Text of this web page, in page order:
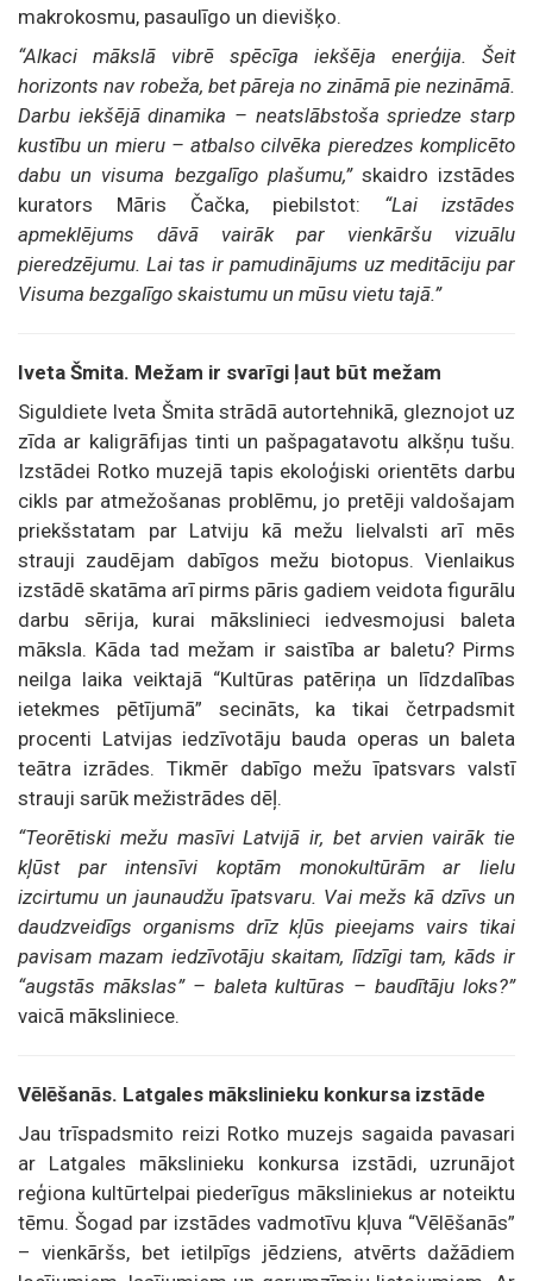
makrokosmu, pasaulīgo un dievišķo.
“Alkaci mākslā vibrē spēcīga iekšēja enerģija. Šeit
horizonts nav robeža, bet pāreja no zināmā pie nezināmā.
Darbu iekšējā dinamika – neatslābstoša spriedze starp
kustību un mieru – atbalso cilvēka pieredzes komplicēto
dabu un visuma bezgalīgo plašumu,” skaidro izstādes
kurators Māris Čačka, piebilstot: “Lai izstādes
apmeklējums dāvā vairāk par vienkāršu vizuālu
pieredzējumu. Lai tas ir pamudinājums uz meditāciju par
Visuma bezgalīgo skaistumu un mūsu vietu tajā.”
Iveta Šmita. Mežam ir svarīgi ļaut būt mežam
Siguldiete Iveta Šmita strādā autortehnikā, gleznojot uz
zīda ar kaligrāfijas tinti un pašpagatavotu alkšņu tušu.
Izstādei Rotko muzejā tapis ekoloģiski orientēts darbu
cikls par atmežošanas problēmu, jo pretēji valdošajam
priekšstatam par Latviju kā mežu lielvalsti arī mēs
strauji zaudējam dabīgos mežu biotopus. Vienlaikus
izstādē skatāma arī pirms pāris gadiem veidota figurālu
darbu sērija, kurai mākslinieci iedvesmojusi baleta
māksla. Kāda tad mežam ir saistība ar baletu? Pirms
neilga laika veiktajā “Kultūras patēriņa un līdzdalības
ietekmes pētījumā” secināts, ka tikai četrpadsmit
procenti Latvijas iedzīvotāju bauda operas un baleta
teātra izrādes. Tikmēr dabīgo mežu īpatsvars valstī
strauji sarūk mežistrādes dēļ.
“Teorētiski mežu masīvi Latvijā ir, bet arvien vairāk tie
kļūst par intensīvi koptām monokultūrām ar lielu
izcirtumu un jaunaudžu īpatsvaru. Vai mežs kā dzīvs un
daudzveidīgs organisms drīz kļūs pieejams vairs tikai
pavisam mazam iedzīvotāju skaitam, līdzīgi tam, kāds ir
“augstās mākslas” – baleta kultūras – baudītāju loks?”
vaicā māksliniece.
Vēlēšanās. Latgales mākslinieku konkursa izstāde
Jau trīspadsmito reizi Rotko muzejs sagaida pavasari
ar Latgales mākslinieku konkursa izstādi, uzrunājot
reģiona kultūrtelpai piederīgus māksliniekus ar noteiktu
tēmu. Šogad par izstādes vadmotīvu kļuva “Vēlēšanās”
– vienkāršs, bet ietilpīgs jēdziens, atvērts dažādiem